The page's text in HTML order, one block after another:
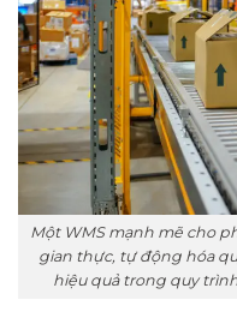
Một WMS mạnh mẽ cho
gian thực, tự động hóa
hiệu quả trong quy